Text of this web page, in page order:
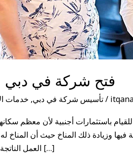
فتح شركة في دبي
تأسيس شركة في دبي, خدمات /
باستثمارات أجنبية لأن معظم
وزيادة ذلك المناخ حيث أن المناخ
العمل الناتجة عن الاستقرار […]